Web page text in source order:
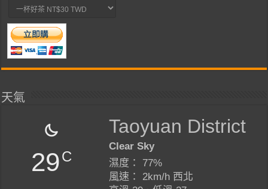
天氣
29C
Taoyuan District
Clear Sky
濕度： 77%
風速： 2km/h 西北